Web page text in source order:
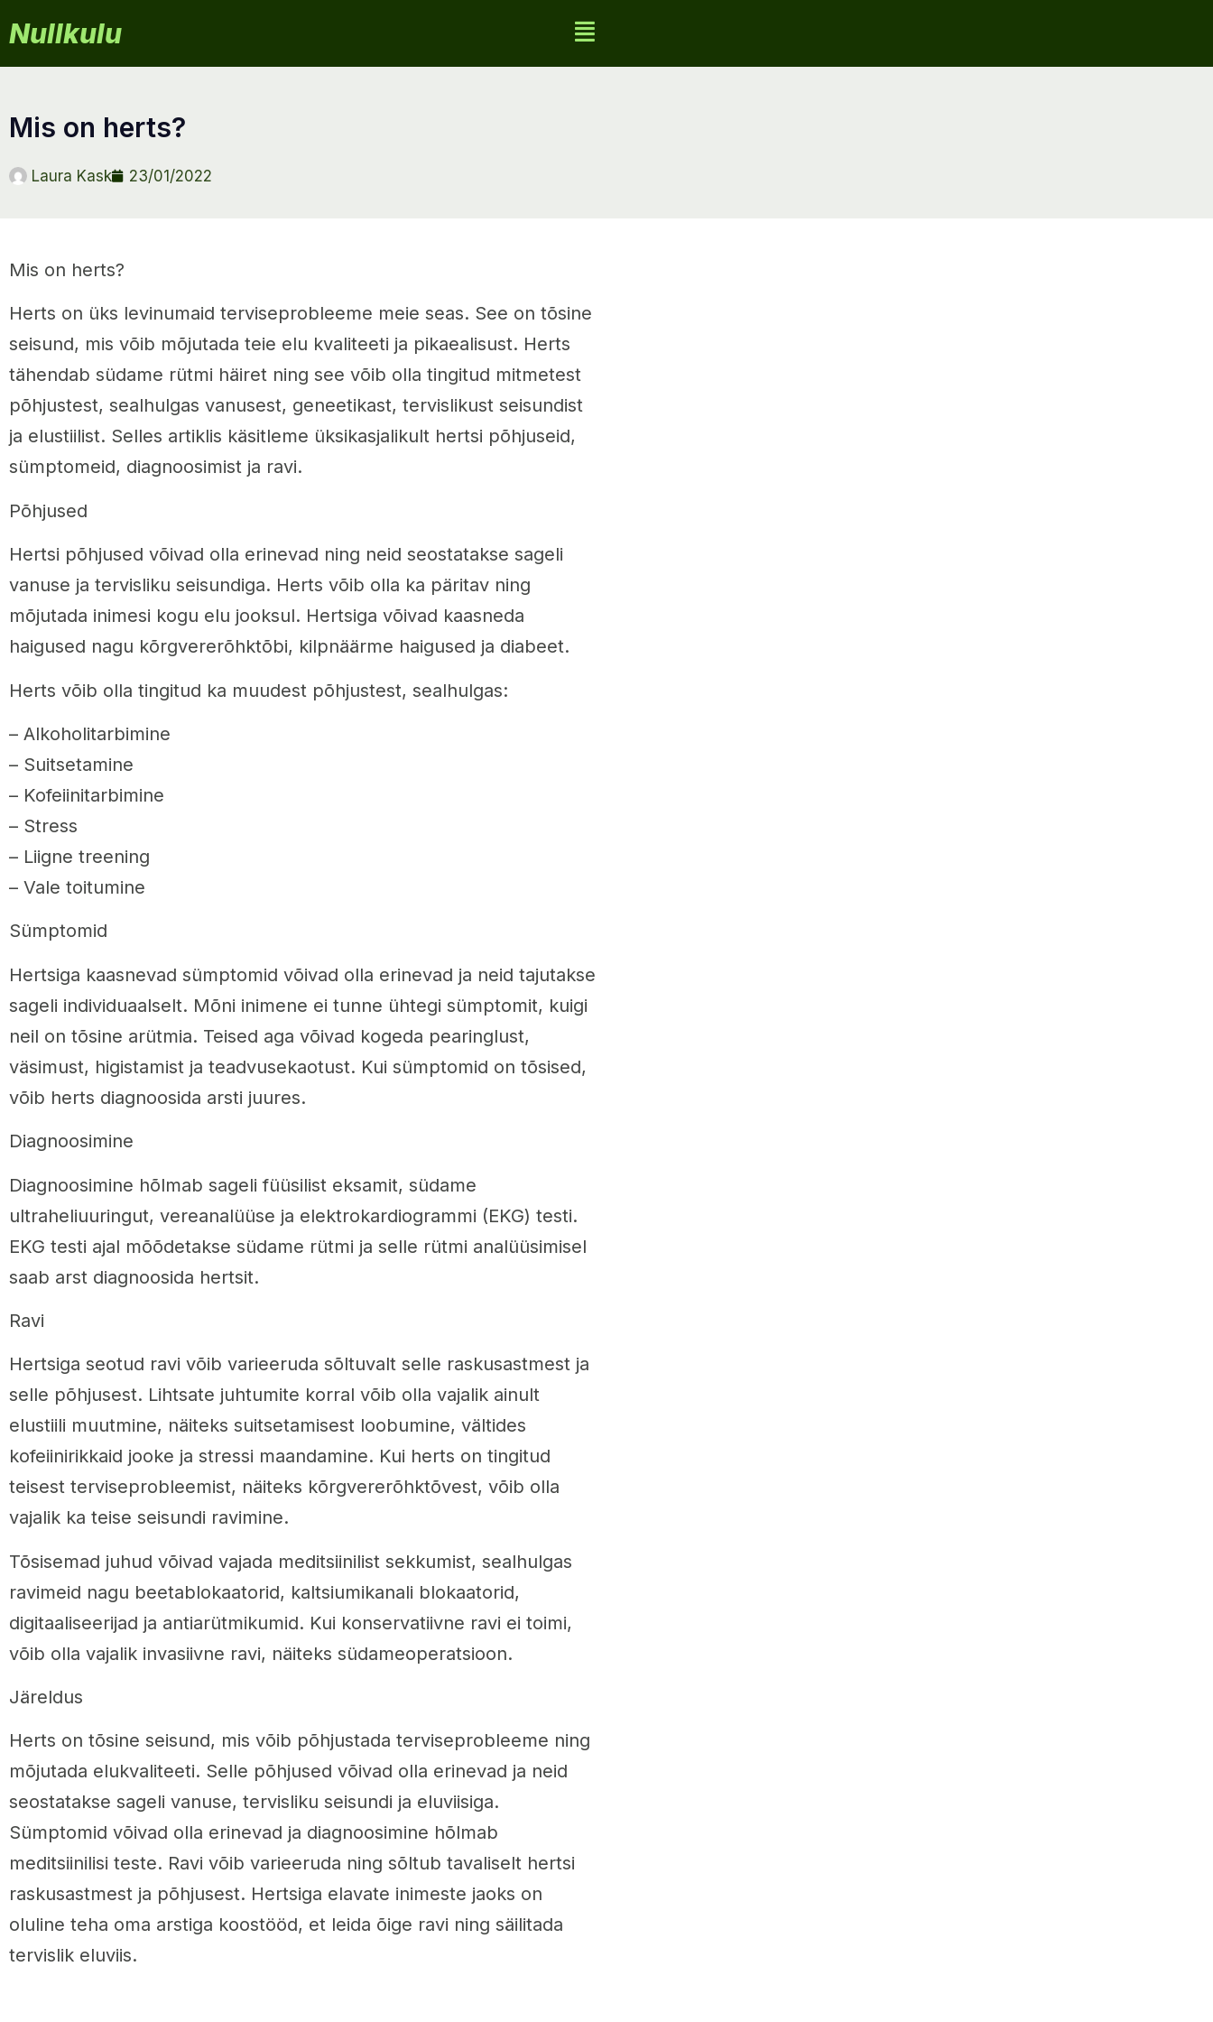
Nullkulu
mis on herts?
Laura Kask 23/01/2022
Mis on herts?
Herts on üks levinumaid terviseprobleeme meie seas. See on tõsine
seisund, mis võib mõjutada teie elu kvaliteeti ja pikaealisust. Herts
tähendab südame rütmi häiret ning see võib olla tingitud mitmetest
põhjustest, sealhulgas vanusest, geneetikast, tervislikust seisundist
ja elustiilist. Selles artiklis käsitleme üksikasjalikult hertsi põhjuseid,
sümptomeid, diagnoosimist ja ravi.
Põhjused
Hertsi põhjused võivad olla erinevad ning neid seostatakse sageli
vanuse ja tervisliku seisundiga. Herts võib olla ka päritav ning
mõjutada inimesi kogu elu jooksul. Hertsiga võivad kaasneda
haigused nagu kõrgvererõhktõbi, kilpnäärme haigused ja diabeet.
Herts võib olla tingitud ka muudest põhjustest, sealhulgas:
– Alkoholitarbimine
– Suitsetamine
– Kofeiinitarbimine
– Stress
– Liigne treening
– Vale toitumine
Sümptomid
Hertsiga kaasnevad sümptomid võivad olla erinevad ja neid tajutakse
sageli individuaalselt. Mõni inimene ei tunne ühtegi sümptomit, kuigi
neil on tõsine arütmia. Teised aga võivad kogeda pearinglust,
väsimust, higistamist ja teadvusekaotust. Kui sümptomid on tõsised,
võib herts diagnoosida arsti juures.
Diagnoosimine
Diagnoosimine hõlmab sageli füüsilist eksamit, südame
ultraheliuuringut, vereanalüüse ja elektrokardiogrammi (EKG) testi.
EKG testi ajal mõõdetakse südame rütmi ja selle rütmi analüüsimisel
saab arst diagnoosida hertsit.
Ravi
Hertsiga seotud ravi võib varieeruda sõltuvalt selle raskusastmest ja
selle põhjusest. Lihtsate juhtumite korral võib olla vajalik ainult
elustiili muutmine, näiteks suitsetamisest loobumine, vältides
kofeiinirikkaid jooke ja stressi maandamine. Kui herts on tingitud
teisest terviseprobleemist, näiteks kõrgvererõhktõvest, võib olla
vajalik ka teise seisundi ravimine.
Tõsisemad juhud võivad vajada meditsiinilist sekkumist, sealhulgas
ravimeid nagu beetablokaatorid, kaltsiumikanali blokaatorid,
digitaaliseerijad ja antiarütmikumid. Kui konservatiivne ravi ei toimi,
võib olla vajalik invasiivne ravi, näiteks südameoperatsioon.
Järeldus
Herts on tõsine seisund, mis võib põhjustada terviseprobleeme ning
mõjutada elukvaliteeti. Selle põhjused võivad olla erinevad ja neid
seostatakse sageli vanuse, tervisliku seisundi ja eluviisiga.
Sümptomid võivad olla erinevad ja diagnoosimine hõlmab
meditsiinilisi teste. Ravi võib varieeruda ning sõltub tavaliselt hertsi
raskusastmest ja põhjusest. Hertsiga elavate inimeste jaoks on
oluline teha oma arstiga koostööd, et leida õige ravi ning säilitada
tervislik eluviis.